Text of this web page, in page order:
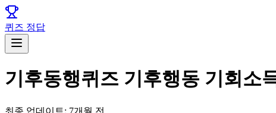
퀴즈 정답
기후동행퀴즈 기후행동 기회소
최종 업데이트: 7개월 전